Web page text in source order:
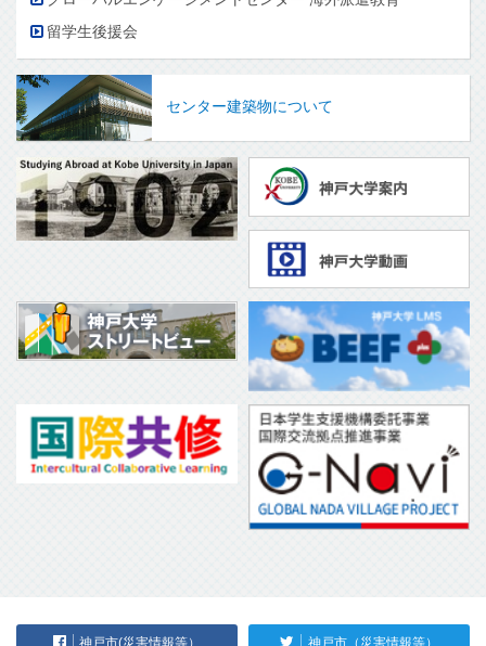
留学生後援会
センター建築物について
神戸市(災害情報等） 神戸市（災害情報等）